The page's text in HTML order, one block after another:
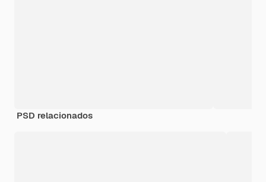
PSD relacionados